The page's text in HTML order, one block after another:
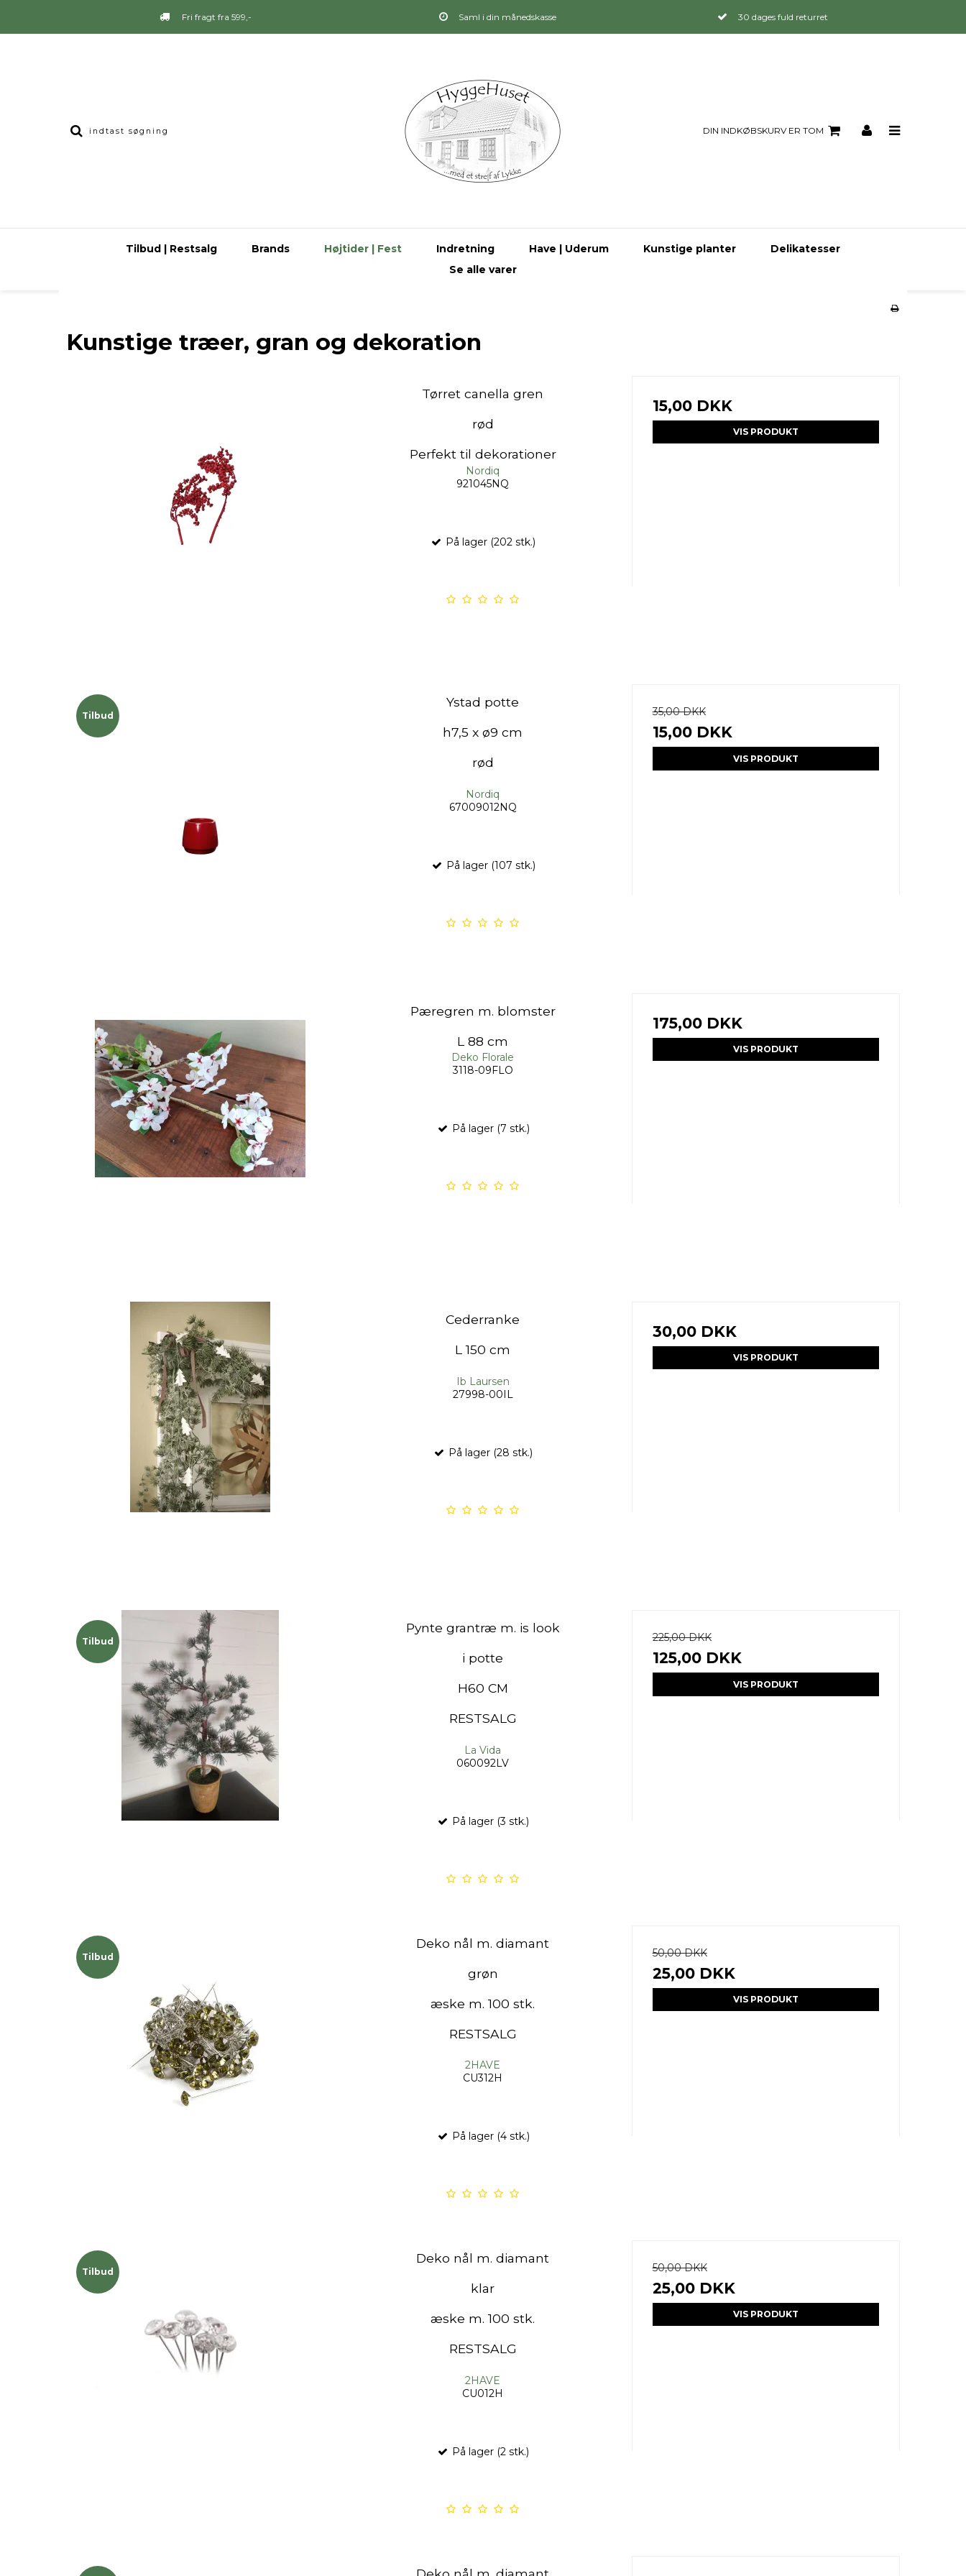
Fri fragt fra 599,- Saml i din månedskasse 30 dages fuld returret
DIN INDKØBSKURV ER TOM
Tilbud | Restsalg Brands Højtider | Fest Indretning Have | Uderum Kunstige planter
Delikatesser
Se alle varer
Kunstige træer, gran og dekoration
Tørret canella gren
rød
Perfekt til dekorationer
Nordiq
921045NQ
På lager (202 stk.)
15,00 DKK
VIS PRODUKT
Tilbud
Ystad potte
h7,5 x ø9 cm
rød
Nordiq
67009012NQ
På lager (107 stk.)
35,00 DKK
15,00 DKK
VIS PRODUKT
Pæregren m. blomster
L 88 cm
Deko Florale
3118-09FLO
På lager (7 stk.)
175,00 DKK
VIS PRODUKT
Cederranke
L 150 cm
Ib Laursen
27998-00IL
På lager (28 stk.)
30,00 DKK
VIS PRODUKT
Tilbud
Pynte grantræ m. is look
i potte
H60 CM
RESTSALG
La Vida
060092LV
På lager (3 stk.)
225,00 DKK
125,00 DKK
VIS PRODUKT
Tilbud
Deko nål m. diamant
grøn
æske m. 100 stk.
RESTSALG
2HAVE
CU312H
På lager (4 stk.)
50,00 DKK
25,00 DKK
VIS PRODUKT
Tilbud
Deko nål m. diamant
klar
æske m. 100 stk.
RESTSALG
2HAVE
CU012H
På lager (2 stk.)
50,00 DKK
25,00 DKK
VIS PRODUKT